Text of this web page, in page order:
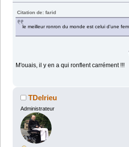
Citation de: farid
le meilleur ronron du monde est celui d'une
M'ouais, il y en a qui ronflent carrément !!!
TDelrieu
Administrateur